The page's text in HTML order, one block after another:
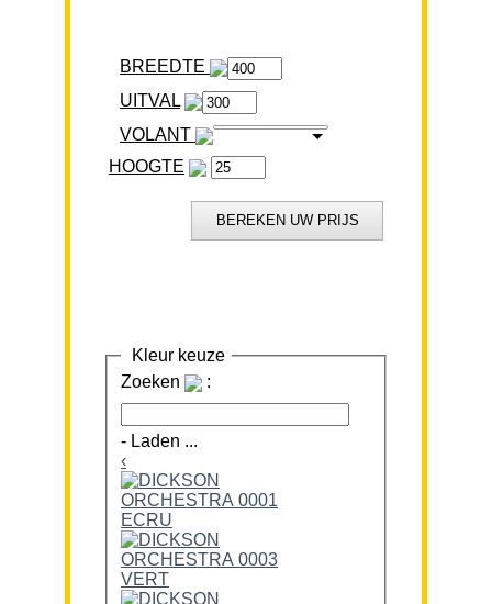
BREEDTE
VOLANT
HOOGTE
Kleur keuze
Zoeken
:
- Laden ...
‹